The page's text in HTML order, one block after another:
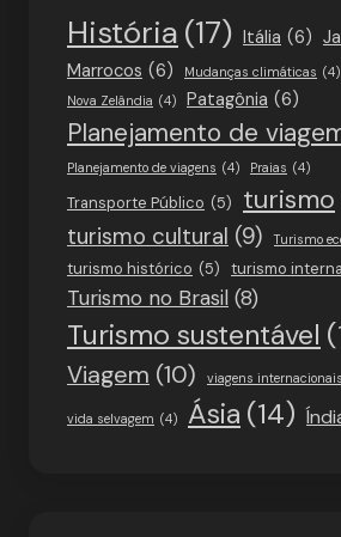
História (17) Itália (6)
Marrocos (6) Mudanças climáticas (4)
Nova Zelândia (4) Patagônia (6)
Planejamento de
Planejamento de viagens (4) Praias (4)
Transporte Público (5) turismo
turismo cultural (9) Turismo
turismo histórico (5) turismo
Turismo no Brasil (8)
Turismo sustentável
Viagem (10) viagens internacionais
vida selvagem (4) Ásia (14)